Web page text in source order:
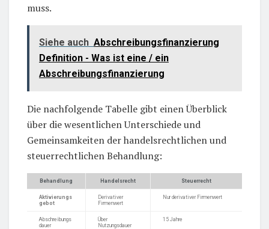
muss.
Siehe auch Abschreibungsfinanzierung
Definition - Was ist eine / ein
Abschreibungsfinanzierung
Die nachfolgende Tabelle gibt einen Überblick
über die wesentlichen Unterschiede und
Gemeinsamkeiten der handelsrechtlichen und
steuerrechtlichen Behandlung:
Behandlung Handelsrecht Steuerrecht
Aktivierungs
gebot
Derivativer
Firmenwert
Nur derivativer Firmenwert
Abschreibungs
dauer
Über
Nutzungsdauer
15 Jahre